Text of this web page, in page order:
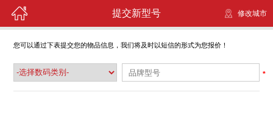
提交新型号 修改城市
您可以通过下表提交您的物品信息，我们将及时以短信的形式为您报价！
*